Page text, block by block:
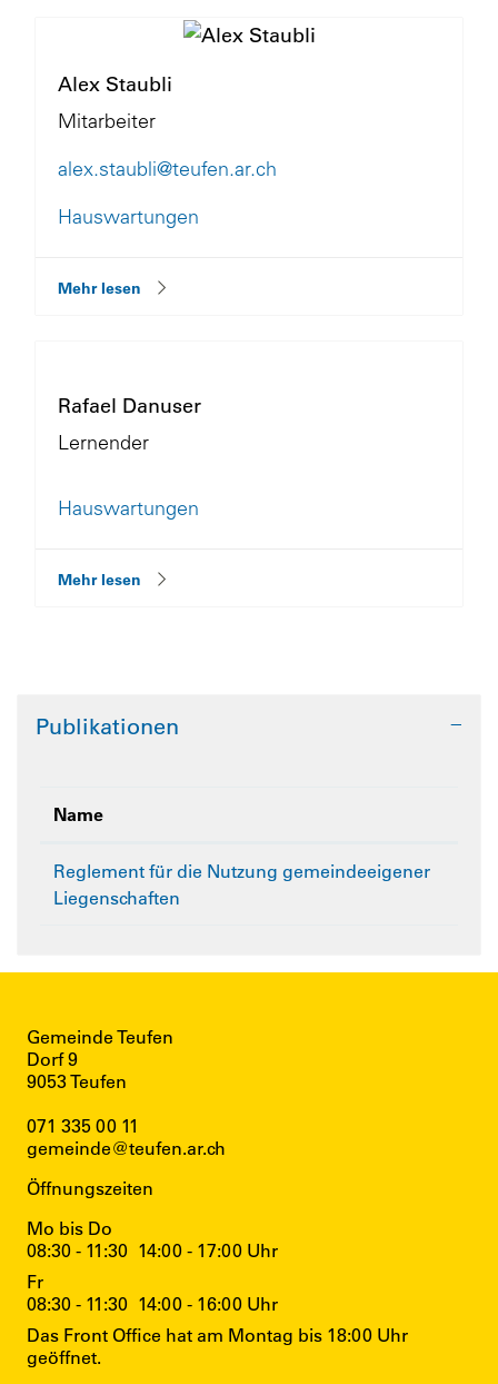
Alex Staubli
Mitarbeiter
alex.staubli@teufen.ar.ch
Hauswartungen
Mehr lesen
Rafael Danuser
Lernender
Hauswartungen
Mehr lesen
Publikationen
Name
Reglement für die Nutzung gemeindeeigener
Liegenschaften
Gemeinde Teufen
Dorf 9
9053 Teufen
071 335 00 11
gemeinde@teufen.ar.ch
Öffnungszeiten
Mo bis Do
08:30 - 11:30 14:00 - 17:00 Uhr
Fr
08:30 - 11:30 14:00 - 16:00 Uhr
Das Front Office hat am Montag bis 18:00 Uhr
geöffnet.